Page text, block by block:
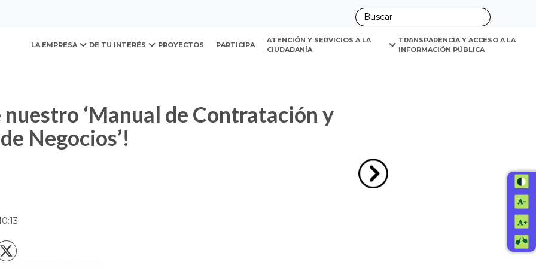
LA EMPRESA DE TU INTERÉS PROYECTOS PARTICIPA
ATENCIÓN Y SERVICIOS A LA
CIUDADANÍA
TRANSPARENCIA Y ACCESO A LA
INFORMACIÓN PÚBLICA
Negocios’!